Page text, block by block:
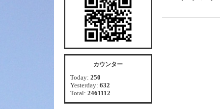
カウンター
Today: 250
Yesterday: 632
Total: 2461112